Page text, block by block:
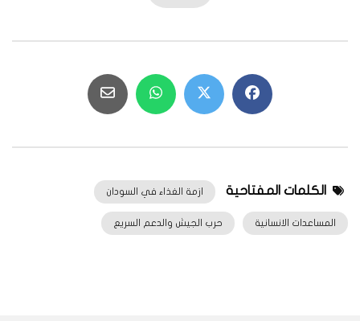
الكلمات المفتاحية ازمة الغذاء في السودان
المساعدات الانسانية حرب الجيش والدعم السريع